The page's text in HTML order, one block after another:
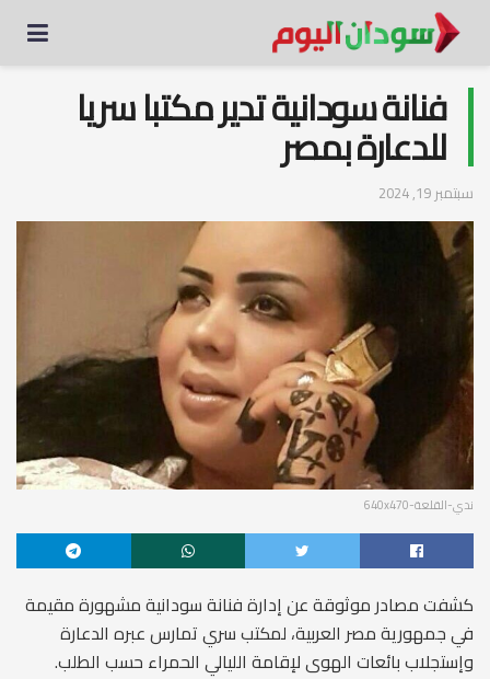
فنانة سودانية تدير مكتبا سريا
للدعارة بمصر
سبتمبر 19, 2024
ندي-القلعة-640x470
كشفت مصادر موثوقة عن إدارة فنانة سودانية مشهورة مقيمة
في جمهورية مصر العربية، لمكتب سري تمارس عبره الدعارة
وإستجلاب بائعات الهوى لإقامة الليالي الحمراء حسب الطلب.